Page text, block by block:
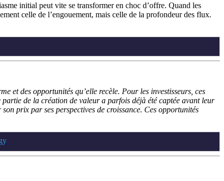
initial peut vite se transformer en choc d’offre. Quand les
celle de l’engouement, mais celle de la profondeur des flux.
et des opportunités qu’elle recèle. Pour les investisseurs, ces
de la création de valeur a parfois déjà été captée avant leur
prix par ses perspectives de croissance. Ces opportunités